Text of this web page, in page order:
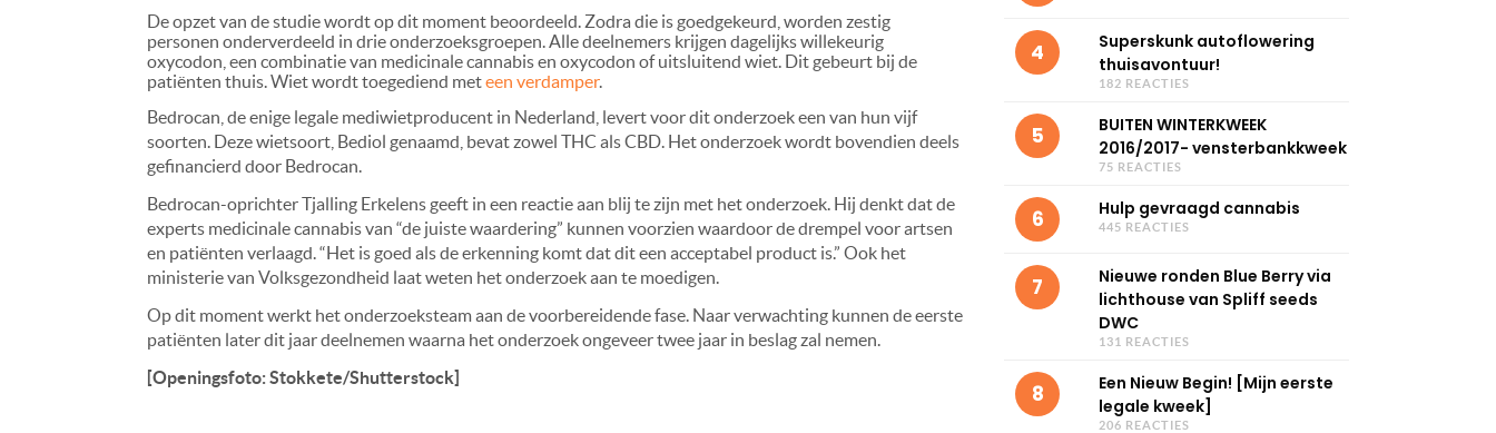
De opzet van de studie wordt op dit moment beoordeeld. Zodra die is goedgekeurd, worden zestig
personen onderverdeeld in drie onderzoeksgroepen. Alle deelnemers krijgen dagelijks willekeurig
oxycodon, een combinatie van medicinale cannabis en oxycodon of uitsluitend wiet. Dit gebeurt bij de
patiënten thuis. Wiet wordt toegediend meteen verdamper.
Bedrocan, de enige legale mediwietproducent in Nederland, levert voor dit onderzoek een van hun vijf
soorten. Deze wietsoort, Bediol genaamd, bevat zowel THC als CBD. Het onderzoek wordt bovendien deels
gefinancierd door Bedrocan.
Bedrocan-oprichter Tjalling Erkelens geeft in een reactie aan blij te zijn met het onderzoek. Hij denkt dat de
experts medicinale cannabis van “de juiste waardering” kunnen voorzien waardoor de drempel voor artsen
en patiënten verlaagd. “Het is goed als de erkenning komt dat dit een acceptabel product is.” Ook het
ministerie van Volksgezondheid laat weten het onderzoek aan te moedigen.
Op dit moment werkt het onderzoeksteam aan de voorbereidende fase. Naar verwachting kunnen de eerste
patiënten later dit jaar deelnemen waarna het onderzoek ongeveer twee jaar in beslag zal nemen.
[Openingsfoto: Stokkete/Shutterstock]
4
Superskunk autoflowering
thuisavontuur!
182 REACTIES
5
BUITEN WINTERKWEEK
2016/2017- vensterbankkweek
75 REACTIES
6 Hulp gevraagd cannabis
445 REACTIES
7
Nieuwe ronden Blue Berry via
lichthouse van Spliff seeds
DWC
131 REACTIES
8
Een Nieuw Begin! [Mijn eerste
legale kweek]
206 REACTIES